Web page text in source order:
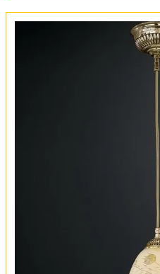
Все о товаре
Комплект лампочек